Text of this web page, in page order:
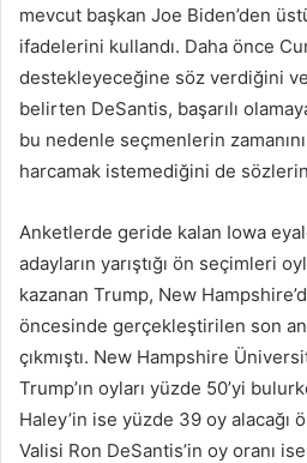
mevcut başkan Joe Biden’den
ifadelerini kullandı. Daha önce
destekleyeceğine söz verdiğini
belirten DeSantis, başarılı
bu nedenle seçmenlerin
harcamak istemediğini de
Anketlerde geride kalan Iowa
adayların yarıştığı ön seçimleri
kazanan Trump, New
öncesinde gerçekleştirilen son
çıkmıştı. New Hampshire
Trump’ın oyları yüzde 50’yi
Haley’in ise yüzde 39 oy alacağı
Valisi Ron DeSantis’in oy oranı ise